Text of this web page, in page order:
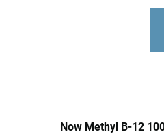
Now Methyl B-12